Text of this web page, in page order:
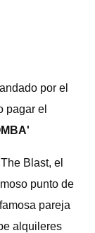
por el
pagar el
Blast, el
punto de
pareja
alquileres